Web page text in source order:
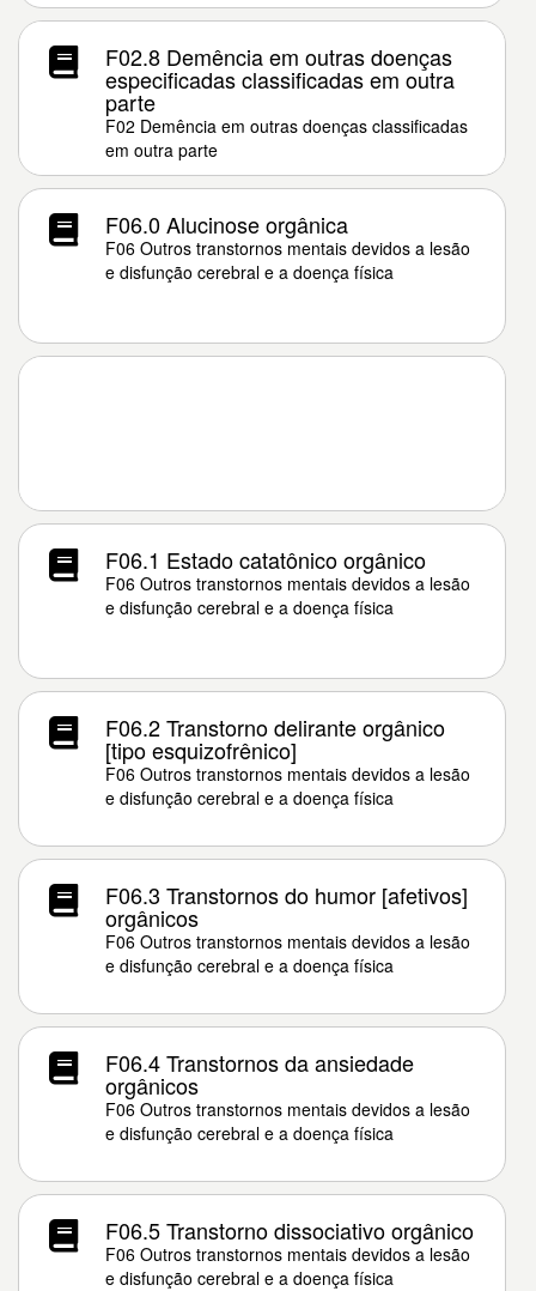
F02.8 Demência em outras doenças
especificadas classificadas em outra
parte
F02 Demência em outras doenças classificadas
em outra parte
F06.0 Alucinose orgânica
F06 Outros transtornos mentais devidos a lesão
e disfunção cerebral e a doença física
F06.1 Estado catatônico orgânico
F06 Outros transtornos mentais devidos a lesão
e disfunção cerebral e a doença física
F06.2 Transtorno delirante orgânico
[tipo esquizofrênico]
F06 Outros transtornos mentais devidos a lesão
e disfunção cerebral e a doença física
F06.3 Transtornos do humor [afetivos]
orgânicos
F06 Outros transtornos mentais devidos a lesão
e disfunção cerebral e a doença física
F06.4 Transtornos da ansiedade
orgânicos
F06 Outros transtornos mentais devidos a lesão
e disfunção cerebral e a doença física
F06.5 Transtorno dissociativo orgânico
F06 Outros transtornos mentais devidos a lesão
e disfunção cerebral e a doença física